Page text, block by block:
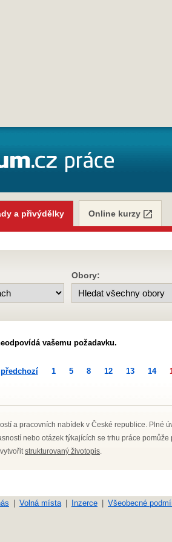
a přivýdělky Online kurzy
Obory:
vašemu požadavku.
předchozí 1 5 8 12 13 14
a pracovních nabídek v České republice. Plné
nebo otázek týkajících se trhu práce pomůže
strukturovaný životopis.
Volná místa Inzerce Všeobecné